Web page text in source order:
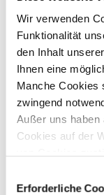
Wir verwenden
Funktionalität
den Inhalt
Ihnen eine
Manche Cookies
zwingend
Außer uns haben
Cookies auf der
über den Link „
Erforderliche
Material